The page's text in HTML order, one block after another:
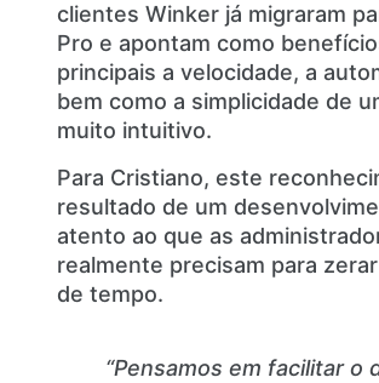
clientes Winker já migraram
Pro e apontam como
principais a velocidade, a
bem como a simplicidade de
muito intuitivo.
Para Cristiano, este
resultado de um
atento ao que as
realmente precisam para
de tempo.
“Pensamos em facilitar o